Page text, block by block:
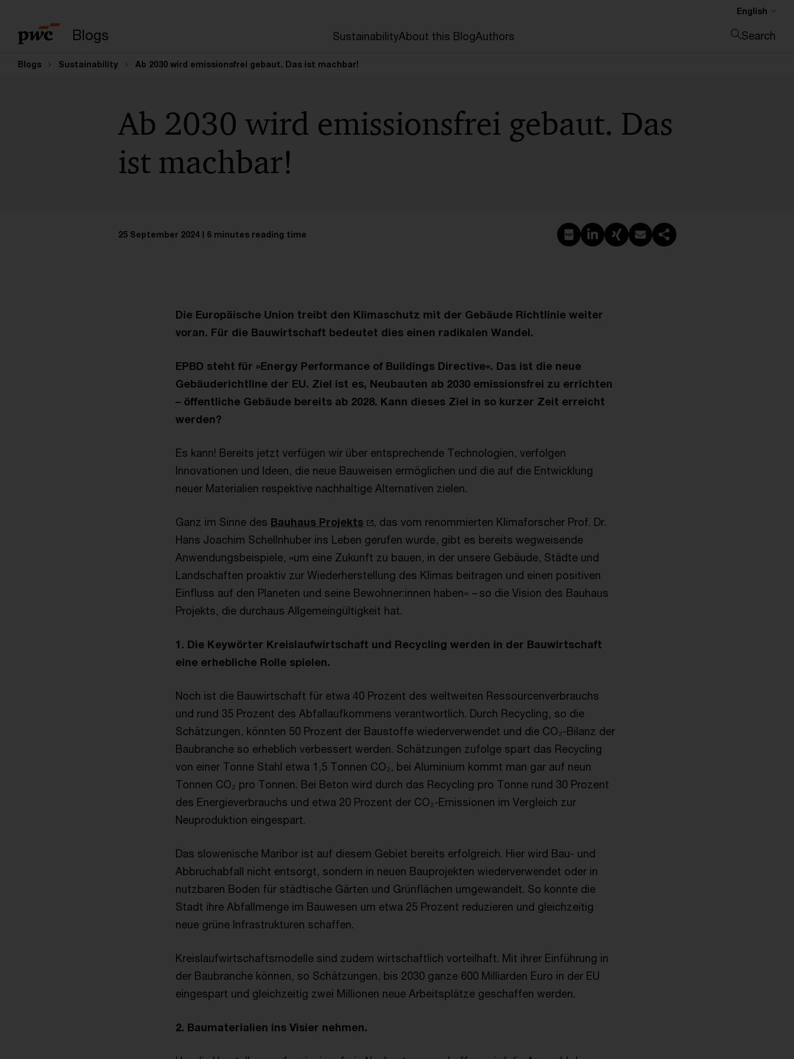
Blogs SustainabilityAbout this BlogAuthors
English
Search
Blogs Sustainability Ab 2030 wird emissionsfrei gebaut. Das ist machbar!
Ab 2030 wird emissionsfrei gebaut. Das
ist machbar!
25 September 2024 6 minutes reading time Create PDF
Share on LinkedIn
Share on Xing
Share via email
Copy link
Die Europäische Union treibt den Klimaschutz mit der Gebäude Richtlinie weiter
voran. Für die Bauwirtschaft bedeutet dies einen radikalen Wandel.
EPBD steht für »Energy Performance of Buildings Directive«. Das ist die neue
Gebäuderichtline der EU. Ziel ist es, Neubauten ab 2030 emissionsfrei zu errichten
– öffentliche Gebäude bereits ab 2028. Kann dieses Ziel in so kurzer Zeit erreicht
werden?
Es kann! Bereits jetzt verfügen wir über entsprechende Technologien, verfolgen
Innovationen und Ideen, die neue Bauweisen ermöglichen und die auf die Entwicklung
neuer Materialien respektive nachhaltige Alternativen zielen.
Ganz im Sinne des Bauhaus Projekts
, das vom renommierten Klimaforscher Prof. Dr.
Hans Joachim Schellnhuber ins Leben gerufen wurde, gibt es bereits wegweisende
Anwendungsbeispiele, »um eine Zukunft zu bauen, in der unsere Gebäude, Städte und
Landschaften proaktiv zur Wiederherstellung des Klimas beitragen und einen positiven
Einfluss auf den Planeten und seine Bewohner:innen haben« – so die Vision des Bauhaus
Projekts, die durchaus Allgemeingültigkeit hat.
1. Die Keywörter Kreislaufwirtschaft und Recycling werden in der Bauwirtschaft
eine erhebliche Rolle spielen.
Noch ist die Bauwirtschaft für etwa 40 Prozent des weltweiten Ressourcenverbrauchs
und rund 35 Prozent des Abfallaufkommens verantwortlich. Durch Recycling, so die
Schätzungen, könnten 50 Prozent der Baustoffe wiederverwendet und die CO₂-Bilanz der
Baubranche so erheblich verbessert werden. Schätzungen zufolge spart das Recycling
von einer Tonne Stahl etwa 1,5 Tonnen CO₂, bei Aluminium kommt man gar auf neun
Tonnen CO₂ pro Tonnen. Bei Beton wird durch das Recycling pro Tonne rund 30 Prozent
des Energieverbrauchs und etwa 20 Prozent der CO₂-Emissionen im Vergleich zur
Neuproduktion eingespart.
Das slowenische Maribor ist auf diesem Gebiet bereits erfolgreich. Hier wird Bau- und
Abbruchabfall nicht entsorgt, sondern in neuen Bauprojekten wiederverwendet oder in
nutzbaren Boden für städtische Gärten und Grünflächen umgewandelt. So konnte die
Stadt ihre Abfallmenge im Bauwesen um etwa 25 Prozent reduzieren und gleichzeitig
neue grüne Infrastrukturen schaffen.
Kreislaufwirtschaftsmodelle sind zudem wirtschaftlich vorteilhaft. Mit ihrer Einführung in
der Baubranche können, so Schätzungen, bis 2030 ganze 600 Milliarden Euro in der EU
eingespart und gleichzeitig zwei Millionen neue Arbeitsplätze geschaffen werden.
2. Baumaterialien ins Visier nehmen.